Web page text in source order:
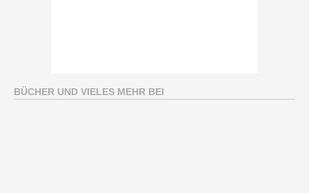
BÜCHER UND VIELES MEHR BEI